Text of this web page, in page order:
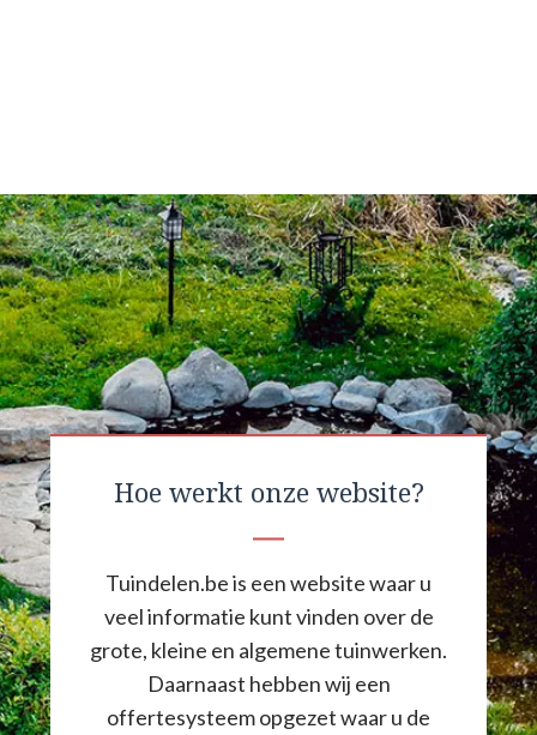
Hoe werkt onze website?
Tuindelen.be is een website waar u
veel informatie kunt vinden over de
grote, kleine en algemene tuinwerken.
Daarnaast hebben wij een
offertesysteem opgezet waar u de